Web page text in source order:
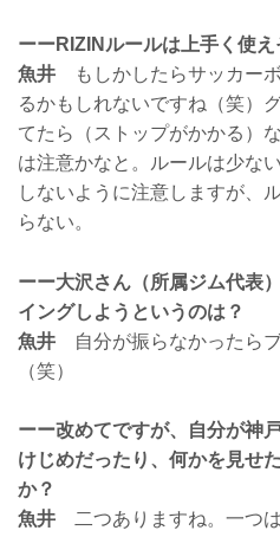
ーーRIZINルールは上手く使え
魚井 もしかしたらサッカー
るかもしれないですね（笑）
てたら（ストップがかかる）
は注意かなと。ルールは少な
しないように注意しますが、
らない。
ーー大沢さん（所属ジム代表
イングしようというのは？
魚井 自分が振らなかったら
（笑）
ーー改めてですが、自分が神
けじめだったり、何かを見せ
か？
魚井 二つありますね。一つ